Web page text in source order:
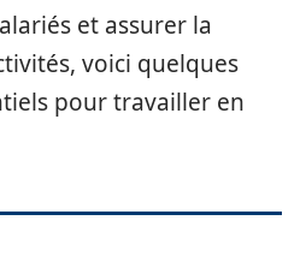
et assurer la
voici quelques
pour travailler en